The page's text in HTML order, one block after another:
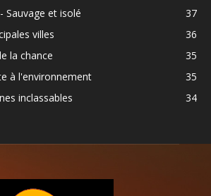
Sauvage et isolé
37
villes
36
la chance
35
à l'environnement
35
inclassables
34